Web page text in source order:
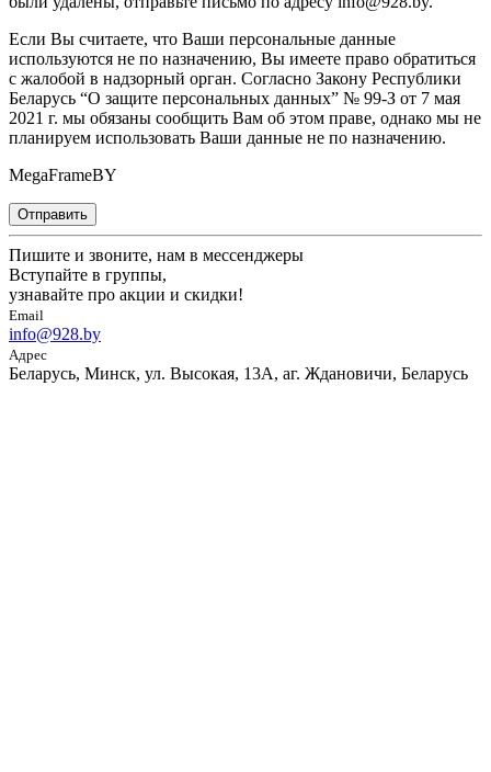
Если Вы считаете, что Ваши персональные данные
используются не по назначению, Вы имеете право обратиться
с жалобой в надзорный орган. Согласно Закону Республики
Беларусь “О защите персональных данных” № 99-З от 7 мая
2021 г. мы обязаны сообщить Вам об этом праве, однако мы не
планируем использовать Ваши данные не по назначению.
MegaFrameBY
Отправить
Пишите и звоните, нам в мессенджеры
Вступайте в группы,
узнавайте про акции и скидки!
Email
info@928.by
Адрес
Беларусь, Минск, ул. Высокая, 13А, аг. Ждановичи, Беларусь